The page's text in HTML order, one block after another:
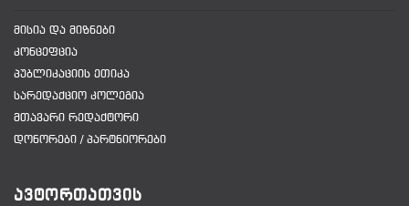
ᲛᲘᲡᲘᲐ ᲓᲐ ᲛᲘᲖᲜᲔᲑᲘ
ᲙᲝᲜᲪᲔᲤᲪᲘᲐ
ᲞᲣᲑᲚᲘᲙᲐᲪᲘᲘᲡ ᲔᲗᲘᲙᲐ
ᲡᲐᲠᲔᲓᲐᲥᲪᲘᲝ ᲙᲝᲚᲔᲒᲘᲐ
ᲛᲗᲐᲕᲐᲠᲘ ᲠᲔᲓᲐᲥᲢᲝᲠᲘ
ᲓᲝᲜᲝᲠᲔᲑᲘ / ᲞᲐᲠᲢᲜᲘᲝᲠᲔᲑᲘ
ᲐᲕᲢᲝᲠᲗᲐᲗᲕᲘᲡ